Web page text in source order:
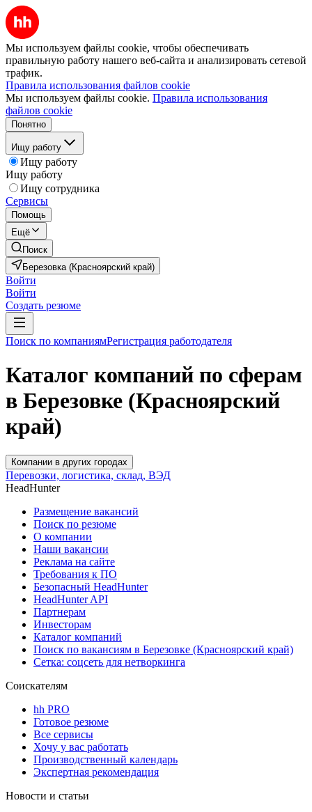
Мы используем файлы cookie, чтобы обеспечивать
правильную работу нашего веб-сайта и анализировать сетевой
трафик.
Правила использования файлов cookie
Мы используем файлы cookie. Правила использования
файлов cookie
Понятно
Ищу работу
Ищу работу
Ищу работу
Ищу сотрудника
Сервисы
Помощь
Ещё
Поиск
Березовка (Красноярский край)
Войти
Войти
Создать резюме
Поиск по компаниямРегистрация работодателя
Каталог компаний по сферам
в Березовке (Красноярский
край)
Компании в других городах
Перевозки, логистика, склад, ВЭД
HeadHunter
Размещение вакансий
Поиск по резюме
О компании
Наши вакансии
Реклама на сайте
Требования к ПО
Безопасный HeadHunter
HeadHunter API
Партнерам
Инвесторам
Каталог компаний
Поиск по вакансиям в Березовке (Красноярский край)
Сетка: соцсеть для нетворкинга
Соискателям
hh PRO
Готовое резюме
Все сервисы
Хочу у вас работать
Производственный календарь
Экспертная рекомендация
Новости и статьи